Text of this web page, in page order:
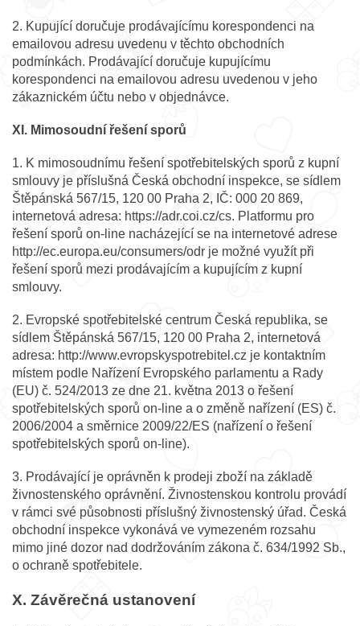
2. Kupující doručuje prodávajícímu korespondenci na
emailovou adresu uvedenu v těchto obchodních
podmínkách. Prodávající doručuje kupujícímu
korespondenci na emailovou adresu uvedenou v jeho
zákaznickém účtu nebo v objednávce.
XI. Mimosoudní řešení sporů
1. K mimosoudnímu řešení spotřebitelských sporů z kupní
smlouvy je příslušná Česká obchodní inspekce, se sídlem
Štěpánská 567/15, 120 00 Praha 2, IČ: 000 20 869,
internetová adresa: https://adr.coi.cz/cs. Platformu pro
řešení sporů on-line nacházející se na internetové adrese
http://ec.europa.eu/consumers/odr je možné využít při
řešení sporů mezi prodávajícím a kupujícím z kupní
smlouvy.
2. Evropské spotřebitelské centrum Česká republika, se
sídlem Štěpánská 567/15, 120 00 Praha 2, internetová
adresa: http://www.evropskyspotrebitel.cz je kontaktním
místem podle Nařízení Evropského parlamentu a Rady
(EU) č. 524/2013 ze dne 21. května 2013 o řešení
spotřebitelských sporů on-line a o změně nařízení (ES) č.
2006/2004 a směrnice 2009/22/ES (nařízení o řešení
spotřebitelských sporů on-line).
3. Prodávající je oprávněn k prodeji zboží na základě
živnostenského oprávnění. Živnostenskou kontrolu provádí
v rámci své působnosti příslušný živnostenský úřad. Česká
obchodní inspekce vykonává ve vymezeném rozsahu
mimo jiné dozor nad dodržováním zákona č. 634/1992 Sb.,
o ochraně spotřebitele.
X. Závěrečná ustanovení